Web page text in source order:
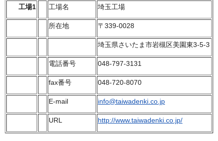
工場1 工場名 埼玉工場
所在地 〒339-0028
埼玉県さいたま市岩槻区美園東3-5-3
電話番号 048-797-3131
fax番号 048-720-8070
E-mail info@taiwadenki.co.jp
URL http://www.taiwadenki.co.jp/